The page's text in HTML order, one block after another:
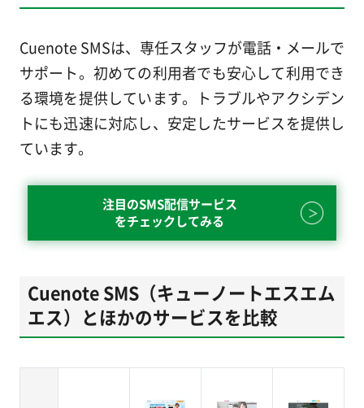
Cuenote SMSは、専任スタッフが電話・メールで
サポート。初めての利用者でも安心して利用でき
る環境を提供しています。トラブルやアクシデン
トにも迅速に対応し、安定したサービスを提供し
ています。
注目のSMS配信サービス
をチェックしてみる
Cuenote SMS（キューノートエスエム
エス）とほかのサービスを比較